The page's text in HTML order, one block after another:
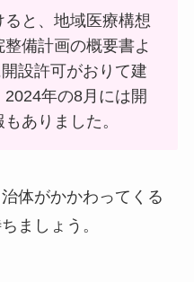
ると、地域医療構想
備計画の概要書よ
設許可がおりて建
年の8月には開
ありました。
体がかかわってくる
ましょう。